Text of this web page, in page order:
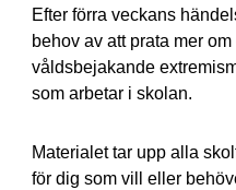
Efter förra veckans
behov av att prata mer
våldsbejakande
som arbetar i skolan.
Materialet tar upp alla
för dig som vill eller